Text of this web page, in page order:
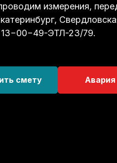
измерения,
ЭТЛ-23/79.
смету Авария